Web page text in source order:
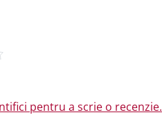
pentru a scrie o recenzie.